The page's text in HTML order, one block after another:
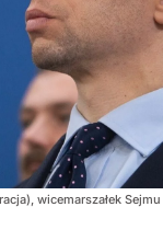
wicemarszałek Sejmu